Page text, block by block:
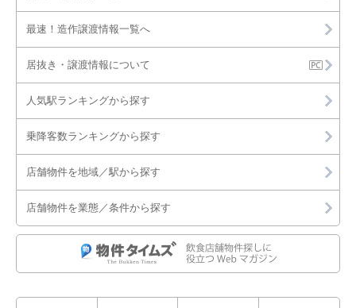
大阪市北区
大阪市中央区
堺市堺区
堺市中区
堺市南区
最速！造作譲渡情報一覧へ
居抜き・譲渡情報について
人気駅ランキングから探す
乗降客数ランキングから探す
店舗物件を地域／駅から探す
店舗物件を業態／条件から探す